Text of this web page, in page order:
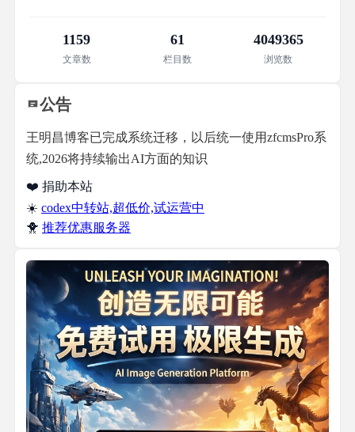
1159
文章数
61
栏目数
4049365
浏览数
公告
王明昌博客已完成系统迁移，以后统一使用zfcmsPro系
统,2026将持续输出AI方面的知识
❤️ 捐助本站
☀️ codex中转站,超低价,试运营中
🐥 推荐优惠服务器